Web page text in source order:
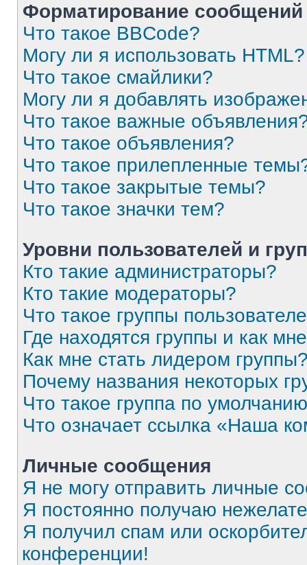
Форматирование
Что такое BBCode?
Могу ли я использовать HTML?
Что такое смайлики?
Могу ли я добавлять
Что такое важные
Что такое объявления?
Что такое прилепленные
Что такое закрытые темы?
Что такое значки тем?
Уровни пользователей и
Кто такие администраторы?
Кто такие модераторы?
Что такое группы
Где находятся группы и как
Как мне стать лидером
Почему названия некоторых
Что такое группа по
Что означает ссылка «Наша
Личные сообщения
Я не могу отправить личные
Я постоянно получаю
Я получил спам или
конференции!